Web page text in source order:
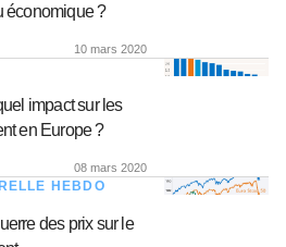
économique ?
10 mars 2020
impact sur les
en Europe ?
08 mars 2020
HEBDO
des prix sur le